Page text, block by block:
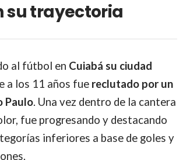
su trayectoria
al fútbol en Cuiabá su ciudad
a los 11 años fue reclutado por un
Paulo. Una vez dentro de la cantera
fue progresando y destacando
inferiores a base de goles y